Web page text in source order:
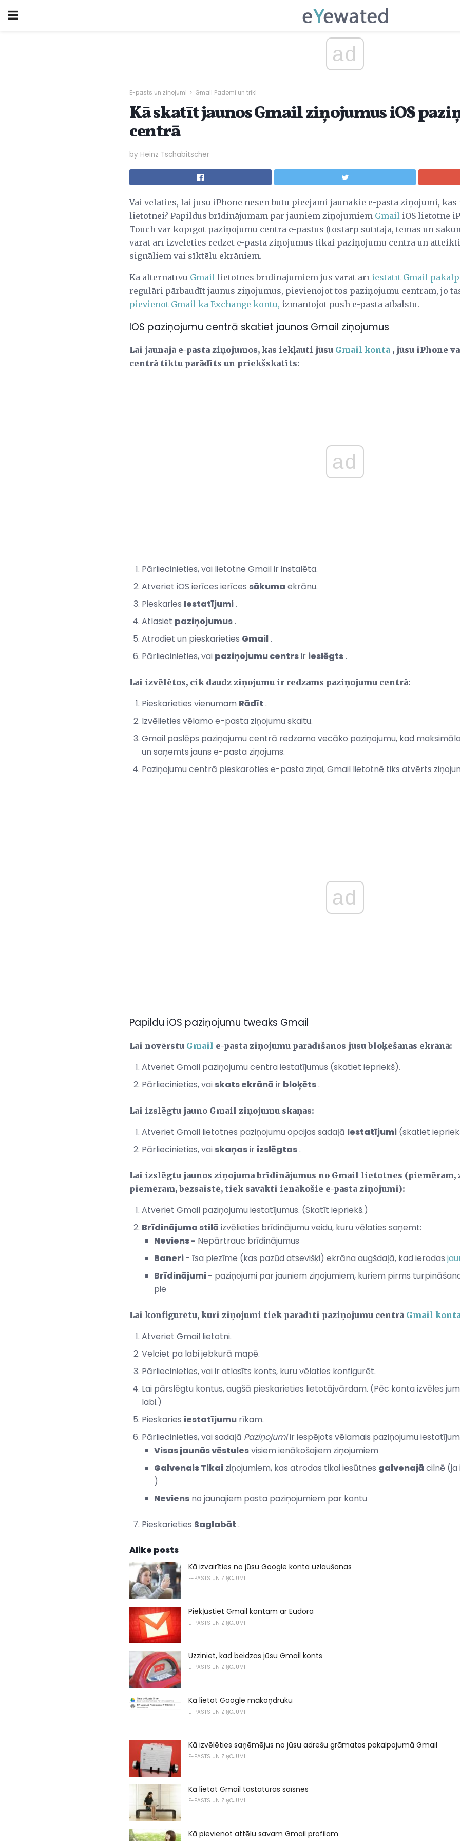
ad
E-pasts un ziņojumi Gmail Padomi un triki
Kā skatīt jaunos Gmail ziņojumus iOS
centrā
by Heinz Tschabitscher
Vai vēlaties, lai jūsu iPhone nesen būtu pieejami jaunākie e-pasta ziņojumi,
lietotnei? Papildus brīdinājumam par jauniem ziņojumiem Gmail iOS lietotne
Touch var kopīgot paziņojumu centrā e-pastus (tostarp sūtītāja, tēmas un
varat arī izvēlēties redzēt e-pasta ziņojumus tikai paziņojumu centrā un
signāliem vai sīktēlu ekrāniem.
Kā alternatīvu Gmail lietotnes brīdinājumiem jūs varat arī iestatīt Gmail
regulāri pārbaudīt jaunus ziņojumus, pievienojot tos paziņojumu centram, jo
pievienot Gmail kā Exchange kontu, izmantojot push e-pasta atbalstu.
IOS paziņojumu centrā skatiet jaunos Gmail ziņojumus
Lai jaunajā e-pasta ziņojumos, kas iekļauti jūsu Gmail kontā , jūsu iPhone
centrā tiktu parādīts un priekšskatīts:
ad
Pārliecinieties, vai lietotne Gmail ir instalēta.
Atveriet iOS ierīces ierīces sākuma ekrānu.
Pieskaries Iestatījumi.
Atlasiet paziņojumus.
Atrodiet un pieskarieties Gmail.
Pārliecinieties, vai paziņojumu centrsir ieslēgts.
Lai izvēlētos, cik daudz ziņojumu ir redzams paziņojumu centrā:
Pieskarieties vienumam Rādīt .
Izvēlieties vēlamo e-pasta ziņojumu skaitu.
Gmail paslēps paziņojumu centrā redzamo vecāko paziņojumu, kad
un saņemts jauns e-pasta ziņojums.
Paziņojumu centrā pieskaroties e-pasta ziņai, Gmail lietotnē tiks atvērts
ad
Papildu iOS paziņojumu tweaks Gmail
Lai novērstu Gmail e-pasta ziņojumu parādīšanos jūsu bloķēšanas ekrānā:
Atveriet Gmail paziņojumu centra iestatījumus (skatiet iepriekš).
Pārliecinieties, vai skats ekrānā ir bloķēts.
Lai izslēgtu jauno Gmail ziņojumu skaņas:
Atveriet Gmail lietotnes paziņojumu opcijas sadaļā Iestatījumi (skatiet
Pārliecinieties, vai skaņasir izslēgtas.
Lai izslēgtu jaunos ziņojuma brīdinājumus no Gmail lietotnes (piemēram,
piemēram, bezsaistē, tiek savākti ienākošie e-pasta ziņojumi):
Atveriet Gmail paziņojumu iestatījumus. (Skatīt iepriekš.)
Brīdinājuma stilā izvēlieties brīdinājumu veidu, kuru vēlaties saņemt:
Neviens - Nepārtrauc brīdinājumus
Baneri - īsa piezīme (kas pazūd atsevišķi) ekrāna augšdaļā, kad ierodas
Brīdinājumi - paziņojumi par jauniem ziņojumiem, kuriem pirms
pie
Lai konfigurētu, kuri ziņojumi tiek parādīti paziņojumu centrā Gmail
Atveriet Gmail lietotni.
Velciet pa labi jebkurā mapē.
Pārliecinieties, vai ir atlasīts konts, kuru vēlaties konfigurēt.
Lai pārslēgtu kontus, augšā pieskarieties lietotājvārdam. (Pēc konta izvēles
labi.)
Pieskaries iestatījumu rīkam.
Pārliecinieties, vai sadaļā Paziņojumiir iespējots vēlamais paziņojumu
Visas jaunās vēstulesvisiem ienākošajiem ziņojumiem
Galvenais Tikai ziņojumiem, kas atrodas tikai iesūtnes galvenajā cilnē
)
Neviens no jaunajiem pasta paziņojumiem par kontu
Pieskarieties Saglabāt .
Alike posts
Kā izvairīties no jūsu Google konta uzlaušanas
E-PASTS UN ZIŅOJUMI
Piekļūstiet Gmail kontam ar Eudora
E-PASTS UN ZIŅOJUMI
Uzziniet, kad beidzas jūsu Gmail konts
E-PASTS UN ZIŅOJUMI
Kā lietot Google mākoņdruku
E-PASTS UN ZIŅOJUMI
Kā izvēlēties saņēmējus no jūsu adrešu grāmatas pakalpojumā Gmail
E-PASTS UN ZIŅOJUMI
Kā lietot Gmail tastatūras saīsnes
E-PASTS UN ZIŅOJUMI
Kā pievienot attēlu savam Gmail profilam